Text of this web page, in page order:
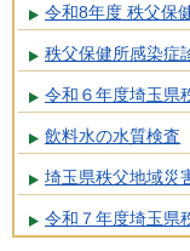
令和8年度 秩父保
秩父保健所感染症
令和６年度埼玉県
飲料水の水質検査
埼玉県秩父地域災
令和７年度埼玉県